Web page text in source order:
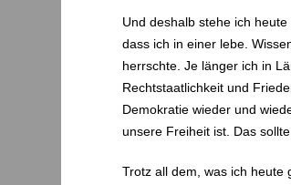
Und deshalb stehe ich
dass ich in einer lebe.
herrschte. Je länger ich in
Rechtstaatlichkeit und
Demokratie wieder und
unsere Freiheit ist. Das
Trotz all dem, was ich heute